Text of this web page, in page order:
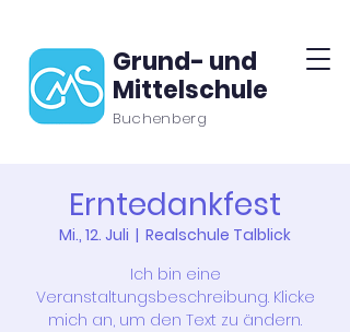
Grund- und
Mittelschule
Buchenberg
Erntedankfest
Mi., 12. Juli
  |
Realschule Talblick
Ich bin eine
Veranstaltungsbeschreibung. Klicke
mich an, um den Text zu ändern.